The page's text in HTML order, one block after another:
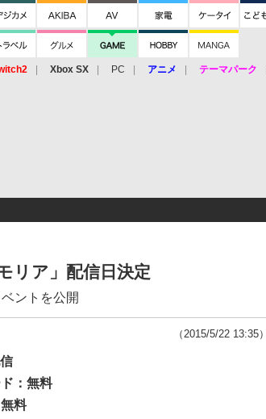
Xbox SX PC アニメ テーマパーク
リア」配信日決定
ントを公開
（2015/5/22 13:35）
：無料
料